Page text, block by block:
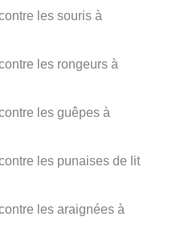
les souris à
les rongeurs à
les guêpes à
les punaises de lit
les araignées à